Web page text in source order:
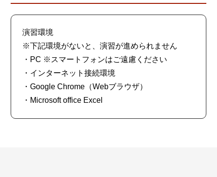
演習環境
※下記環境がないと、演習が進められません
・PC ※スマートフォンはご遠慮ください
・インターネット接続環境
・Google Chrome（Webブラウザ）
・Microsoft office Excel